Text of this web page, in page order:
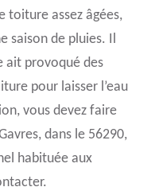
toiture assez âgées,
saison de pluies. Il
ait provoqué des
pour laisser l’eau
vous devez faire
dans le 56290,
habituée aux